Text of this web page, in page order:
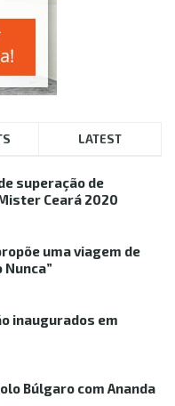
LATEST
superação de
Ceará 2020
uma viagem de
Nunca”
inaugurados em
Búlgaro com Ananda